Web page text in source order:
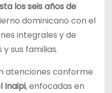
los seis años de
dominicano con el
integrales y de
sus familias.
atenciones conforme
Inaipi, enfocadas en